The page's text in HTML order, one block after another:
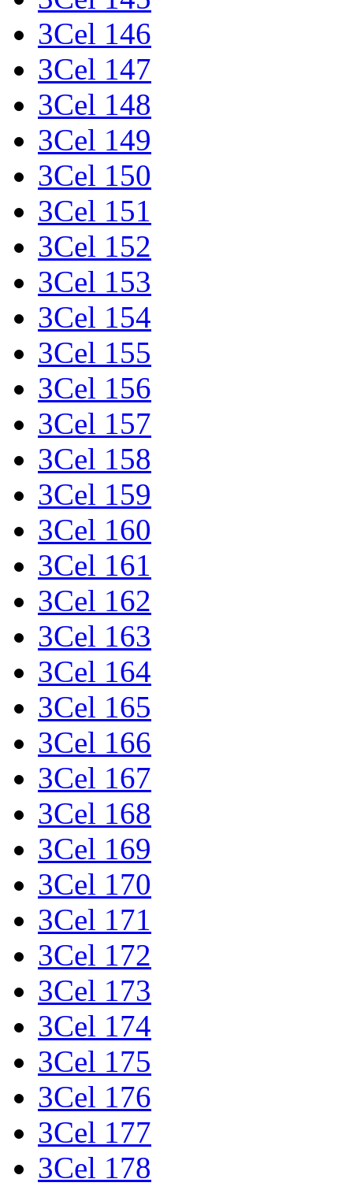
3Cel 146
3Cel 147
3Cel 148
3Cel 149
3Cel 150
3Cel 151
3Cel 152
3Cel 153
3Cel 154
3Cel 155
3Cel 156
3Cel 157
3Cel 158
3Cel 159
3Cel 160
3Cel 161
3Cel 162
3Cel 163
3Cel 164
3Cel 165
3Cel 166
3Cel 167
3Cel 168
3Cel 169
3Cel 170
3Cel 171
3Cel 172
3Cel 173
3Cel 174
3Cel 175
3Cel 176
3Cel 177
3Cel 178